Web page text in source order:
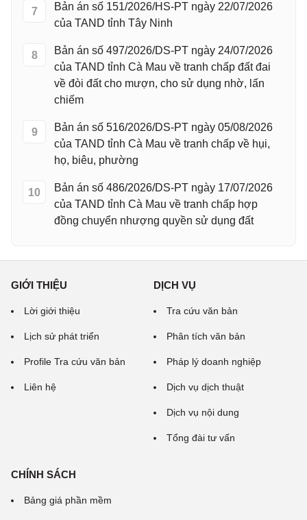
7
Bản án số 151/2026/HS-PT ngày 22/07/2026
của TAND tỉnh Tây Ninh
8
Bản án số 497/2026/DS-PT ngày 24/07/2026
của TAND tỉnh Cà Mau về tranh chấp đất đai
về đòi đất cho mượn, cho sử dụng nhờ, lấn
chiếm
9
Bản án số 516/2026/DS-PT ngày 05/08/2026
của TAND tỉnh Cà Mau về tranh chấp về hụi,
họ, biêu, phường
10
Bản án số 486/2026/DS-PT ngày 17/07/2026
của TAND tỉnh Cà Mau về tranh chấp hợp
đồng chuyển nhượng quyền sử dụng đất
GIỚI THIỆU
Lời giới thiệu
Lịch sử phát triển
Profile Tra cứu văn bản
Liên hệ
DỊCH VỤ
Tra cứu văn bản
Phân tích văn bản
Pháp lý doanh nghiệp
Dịch vụ dịch thuật
Dịch vụ nội dung
Tổng đài tư vấn
CHÍNH SÁCH
Bảng giá phần mềm